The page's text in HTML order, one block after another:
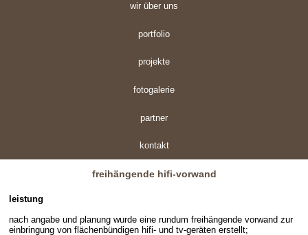
wir über uns
portfolio
projekte
fotogalerie
partner
kontakt
freihängende hifi-vorwand
leistung
nach angabe und planung wurde eine rundum freihängende vorwand zur
einbringung von flächenbündigen hifi- und tv-geräten erstellt;